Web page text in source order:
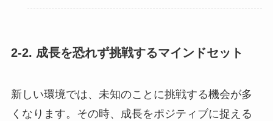
2-2. 成長を恐れず挑戦するマインドセット
新しい環境では、未知のことに挑戦する機会が多
くなります。その時、成長をポジティブに捉える